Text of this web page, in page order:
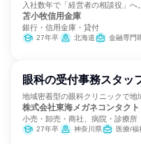
入社数年で「経営者の相談役」へ
苫小牧信用金庫
銀行・信用金庫・貸付
27年卒 北海道 金融専門
眼科の受付事務スタッ
地域密着型の眼科クリニックで地
株式会社東海メガネコンタクト
小売・卸売・商社、病院・診療所
27年卒 神奈川県 医療/福